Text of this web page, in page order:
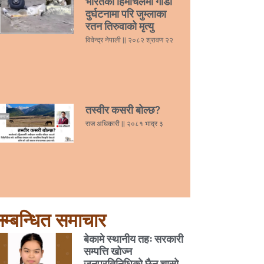
दुर्घटनामा परि जुम्लाका
रतन तिरुवाको मृत्यु
विवेन्द्र नेपाली २०८२ श्रावण २२
तस्वीर कसरी बोल्छ?
राज अधिकारी २०८१ भाद्र ३
समाचार
बेकामे स्थानीय तहः सरकारी
सम्पत्ति खोज्न